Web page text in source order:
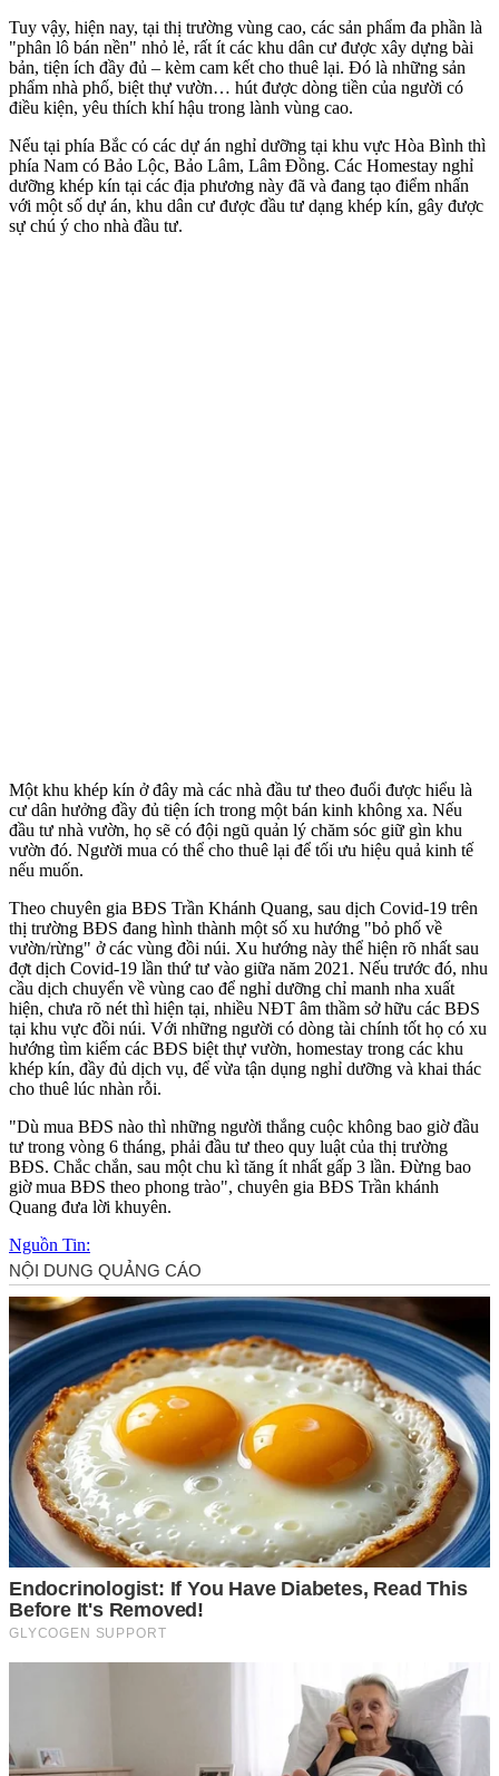
Tuy vậy, hiện nay, tại thị trường vùng cao, các sản phẩm đa phần là
"phân lô bán nền" nhỏ lẻ, rất ít các khu dân cư được xây dựng bài
bản, tiện ích đầy đủ – kèm cam kết cho thuê lại. Đó là những sản
phẩm nhà phố, biệt thự vườn… hút được dòng tiền của người có
điều kiện, yêu thích khí hậu trong lành vùng cao.
Nếu tại phía Bắc có các dự án nghỉ dưỡng tại khu vực Hòa Bình thì
phía Nam có Bảo Lộc, Bảo Lâm, Lâm Đồng. Các Homestay nghỉ
dưỡng khép kín tại các địa phương này đã và đang tạo điểm nhấn
với một số dự án, khu dân cư được đầu tư dạng khép kín, gây được
sự chú ý cho nhà đầu tư.
Một khu khép kín ở đây mà các nhà đầu tư theo đuổi được hiểu là
cư dân hưởng đầy đủ tiện ích trong một bán kinh không xa. Nếu
đầu tư nhà vườn, họ sẽ có đội ngũ quản lý chăm sóc giữ gìn khu
vườn đó. Người mua có thể cho thuê lại để tối ưu hiệu quả kinh tế
nếu muốn.
Theo chuyên gia BĐS Trần Khánh Quang, sau dịch Covid-19 trên
thị trường BĐS đang hình thành một số xu hướng "bỏ phố về
vườn/rừng" ở các vùng đồi núi. Xu hướng này thể hiện rõ nhất sau
đợt dịch Covid-19 lần thứ tư vào giữa năm 2021. Nếu trước đó, nhu
cầu dịch chuyển về vùng cao để nghỉ dưỡng chỉ manh nha xuất
hiện, chưa rõ nét thì hiện tại, nhiều NĐT âm thầm sở hữu các BĐS
tại khu vực đồi núi. Với những người có dòng tài chính tốt họ có xu
hướng tìm kiếm các BĐS biệt thự vườn, homestay trong các khu
khép kín, đầy đủ dịch vụ, để vừa tận dụng nghỉ dưỡng và khai thác
cho thuê lúc nhàn rỗi.
"Dù mua BĐS nào thì những người thắng cuộc không bao giờ đầu
tư trong vòng 6 tháng, phải đầu tư theo quy luật của thị trường
BĐS. Chắc chắn, sau một chu kì tăng ít nhất gấp 3 lần. Đừng bao
giờ mua BĐS theo phong trào", chuyên gia BĐS Trần khánh
Quang đưa lời khuyên.
Nguồn Tin: